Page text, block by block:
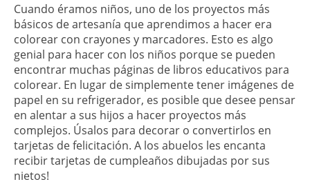
Cuando éramos niños, uno de los proyectos más
básicos de artesanía que aprendimos a hacer era
colorear con crayones y marcadores. Esto es algo
genial para hacer con los niños porque se pueden
encontrar muchas páginas de libros educativos para
colorear. En lugar de simplemente tener imágenes de
papel en su refrigerador, es posible que desee pensar
en alentar a sus hijos a hacer proyectos más
complejos. Úsalos para decorar o convertirlos en
tarjetas de felicitación. A los abuelos les encanta
recibir tarjetas de cumpleaños dibujadas por sus
nietos!